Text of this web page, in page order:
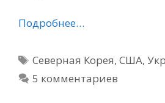
Подробнее…
Метки
Северная Корея,США,
5 комментариев